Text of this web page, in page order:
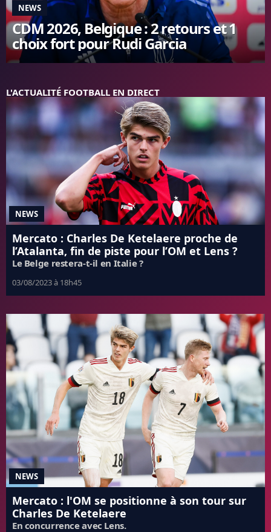
FC BARCELONE
MANCHESTER UNITED
CHELSEA
ARSENAL
L'AVIS DE LA RÉDAC'
NEWS
CDM 2026, Belgique : 2 retours et 1
choix fort pour Rudi Garcia
L'ACTUALITÉ FOOTBALL EN DIRECT
NEWS
Mercato : Charles De Ketelaere proche de
l’Atalanta, fin de piste pour l’OM et Lens ?
Le Belge restera-t-il en Italie ?
03/08/2023 à 18h45
NEWS
Mercato : l'OM se positionne à son tour sur
Charles De Ketelaere
En concurrence avec Lens.